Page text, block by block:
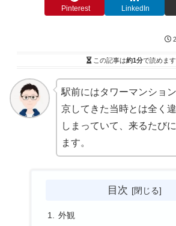
Pinterest LinkedIn
この記事は約1分で読めます
駅前にはタワーマンショ
京してきた当時とは全く
しまっていて、来るたび
ます。
目次
外観